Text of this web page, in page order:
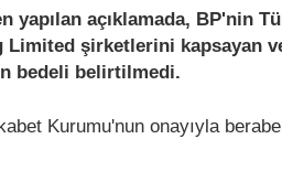
yapılan açıklamada, BP'nin
Limited şirketlerini kapsayan
bedeli belirtilmedi.
Kurumu'nun onayıyla